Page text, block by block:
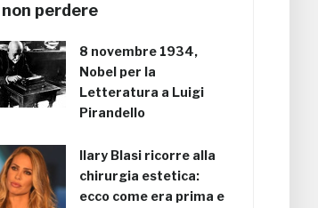
non perdere
8 novembre 1934,
Nobel per la
Letteratura a Luigi
Pirandello
Ilary Blasi ricorre alla
chirurgia estetica:
ecco come era prima e